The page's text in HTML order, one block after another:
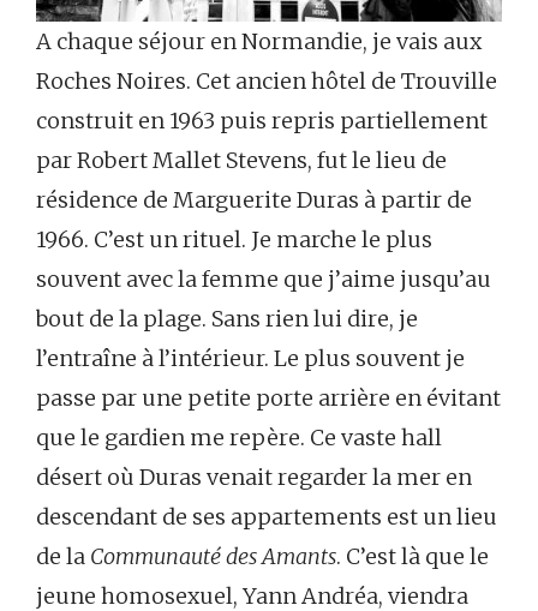
A chaque séjour en Normandie, je vais aux
Roches Noires. Cet ancien hôtel de Trouville
construit en 1963 puis repris partiellement
par Robert Mallet Stevens, fut le lieu de
résidence de Marguerite Duras à partir de
1966. C’est un rituel. Je marche le plus
souvent avec la femme que j’aime jusqu’au
bout de la plage. Sans rien lui dire, je
l’entraîne à l’intérieur. Le plus souvent je
passe par une petite porte arrière en évitant
que le gardien me repère. Ce vaste hall
désert où Duras venait regarder la mer en
descendant de ses appartements est un lieu
de la Communauté des Amants. C’est là que le
jeune homosexuel, Yann Andréa, viendra